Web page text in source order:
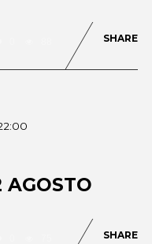
SHARE
AGOSTO
SHARE